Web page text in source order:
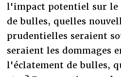
l'impact potentiel sur
de bulles, quelles
prudentielles seraient
seraient les dommages
l'éclatement de bulles,